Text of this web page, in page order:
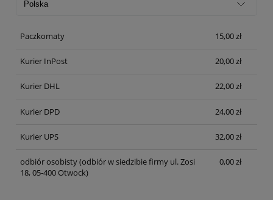
Paczkomaty 15,00 zł
Kurier InPost 20,00 zł
Kurier DHL 22,00 zł
Kurier DPD 24,00 zł
Kurier UPS 32,00 zł
odbiór osobisty(odbiór w siedzibie firmy ul. Zosi
18, 05-400 Otwock)
0,00 zł